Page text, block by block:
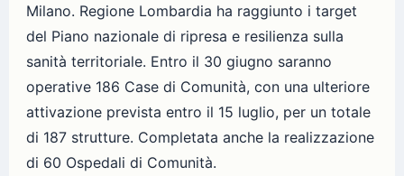
Milano. Regione Lombardia ha raggiunto i target
del Piano nazionale di ripresa e resilienza sulla
sanità territoriale. Entro il 30 giugno saranno
operative 186 Case di Comunità, con una ulteriore
attivazione prevista entro il 15 luglio, per un totale
di 187 strutture. Completata anche la realizzazione
di 60 Ospedali di Comunità.